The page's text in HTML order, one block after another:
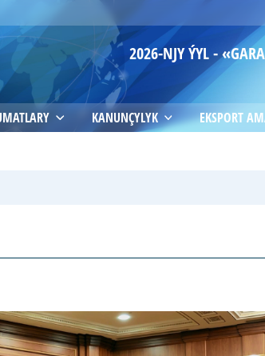
2026-NJY ÝYL -
KANUNÇYLYK EKSPORT